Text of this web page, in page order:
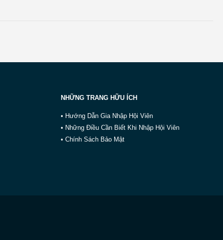
NHỮNG TRANG HỮU ÍCH
• Hướng Dẫn Gia Nhập Hội Viên
• Những Điều Cần Biết Khi Nhập Hội Viên
• Chính Sách Bảo Mật